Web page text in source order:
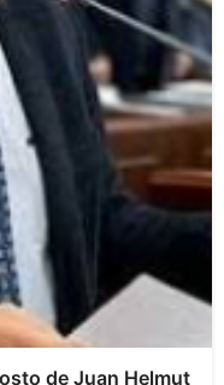
de Juan Helmut